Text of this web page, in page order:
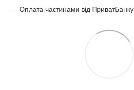
Оплата частинами від ПриватБанку